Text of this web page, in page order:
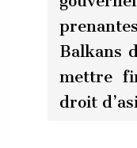
Balkans
mettre
droit